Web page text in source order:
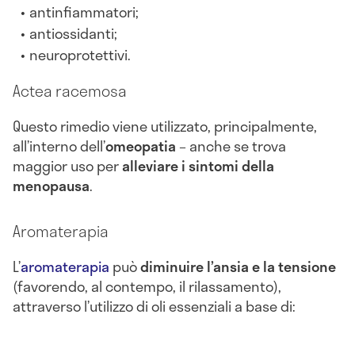
antinfiammatori;
antiossidanti;
neuroprotettivi.
Actea racemosa
Questo rimedio viene utilizzato, principalmente,
all’interno dell’omeopatia – anche se trova
maggior uso peralleviare i sintomi della
menopausa.
Aromaterapia
L’aromaterapia puòdiminuire l’ansia e la tensione
(favorendo, al contempo, il rilassamento),
attraverso l’utilizzo di oli essenziali a base di: